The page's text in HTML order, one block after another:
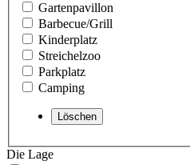
Gartenpavillon
Barbecue/Grill
Kinderplatz
Streichelzoo
Parkplatz
Camping
Die Lage